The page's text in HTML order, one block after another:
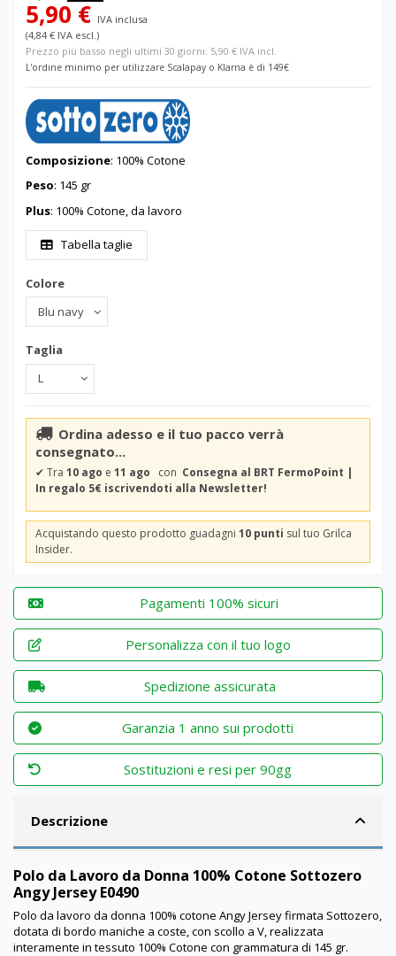
5,90 € IVA inclusa
(4,84 € IVA escl.)
Prezzo più basso negli ultimi 30 giorni: 5,90 € IVA incl.
L'ordine minimo per utilizzare Scalapay o Klarna è di 149€
Composizione: 100% Cotone
Peso: 145 gr
Plus: 100% Cotone, da lavoro
Tabella taglie
Colore
Taglia
Ordina adesso e il tuo pacco verrà
consegnato...
✔ Tra 10 ago e 11 ago con Consegna al BRT FermoPoint |
In regalo 5€ iscrivendoti alla Newsletter!
Acquistando questo prodotto guadagni 10 punti sul tuo Grilca
Insider.
Pagamenti 100% sicuri
Personalizza con il tuo logo
Spedizione assicurata
Garanzia 1 anno sui prodotti
Sostituzioni e resi per 90gg
Descrizione
Polo da Lavoro da Donna 100% Cotone Sottozero
Angy Jersey E0490
Polo da lavoro da donna 100% cotone Angy Jersey firmata Sottozero,
dotata di bordo maniche a coste, con scollo a V, realizzata
interamente in tessuto 100% Cotone con grammatura di 145 gr.